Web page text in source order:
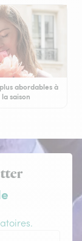
abordables à
saison